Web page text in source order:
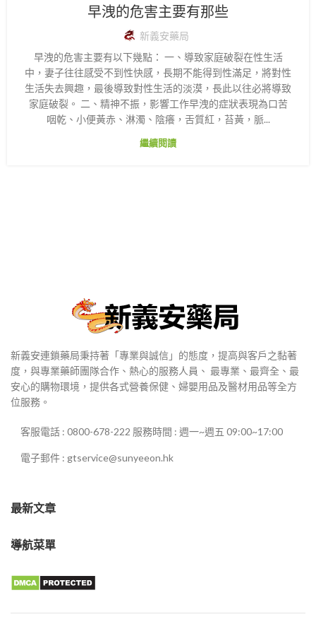
早洩的危害主要有那些
新義安藥局
早洩的危害主要有以下幾點： 一、導致家庭破裂在性生活
中，妻子往往感受不到性快感，長期不能得到性滿足，將對性
生活失去興趣，最後導致對性生活的淡漠，長此以往必將導致
家庭破裂。 二、精神不振，影響工作早洩的症狀表現為口苦
咽乾、小便黃赤、淋濁、陰癢，舌質紅，苔黃，脈...
繼續閱讀
新義安連鎖藥局秉持著「專業與誠信」的態度，提高與客戶之黏著
度，與專業藥師團隊合作、熱心的服務人員、 最專業、最齊全、最
安心的購物環境，提供各式營養保健、婦嬰用品及醫材用品等全方
位服務。
客服電話 : 0800-678-222 服務時間 : 週一~週五 09:00~17:00
電子郵件 : gtservice@sunyeeon.hk
最新文章
導航菜單